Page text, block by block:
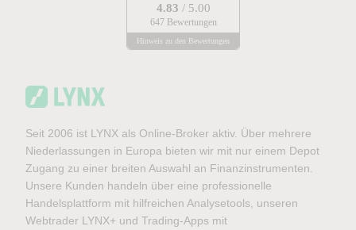
4.83 / 5.00
647 Bewertungen
Hinweis zu den Bewertungen
Seit 2006 ist LYNX als Online-Broker aktiv. Über mehrere
Niederlassungen in Europa bieten wir mit nur einem Depot
Zugang zu einer breiten Auswahl an Finanzinstrumenten.
Unsere Kunden handeln über eine professionelle
Handelsplattform mit hilfreichen Analysetools, unseren
Webtrader LYNX+ und Trading-Apps mit